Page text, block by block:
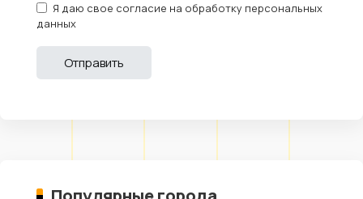
Я даю свое согласие на обработку персональных
данных